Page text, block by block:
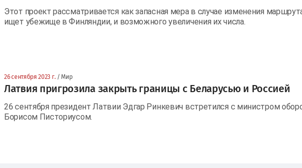
Этот проект рассматривается как запасная мера в случае изменения
ищет убежище в Финляндии, и возможного увеличения их числа.
26 сентября 2023 г. / Мир
Латвия пригрозила закрыть границы с Беларусью и Россией
26 сентября президент Латвии Эдгар Ринкевич встретился с министром
Борисом Писториусом.